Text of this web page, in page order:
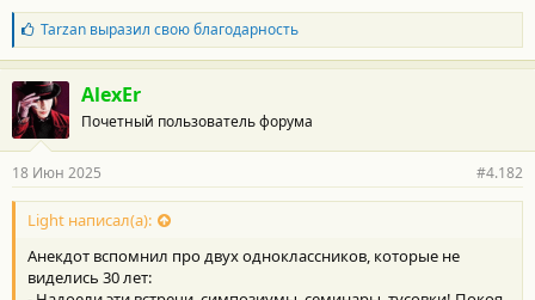
Классный пример
Б
л
а
г
о
д
а
н
о
с
и
:
Tarzanвыразил свою благодарность
AlexEr
Почетный пользователь форума
18 Июн 2025 #4.182
Light написал(а):
Анекдот вспомнил про двух одноклассников, которые не
виделись 30 лет: